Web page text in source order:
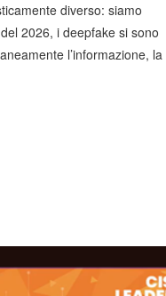
diverso: siamo
2026, i deepfake si sono
l’informazione, la